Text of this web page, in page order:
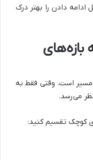
دادن را بهتر درک
بازه‌های
مسیر است. وقتی فقط به
می‌رسد.
کوچک تقسیم کنید: